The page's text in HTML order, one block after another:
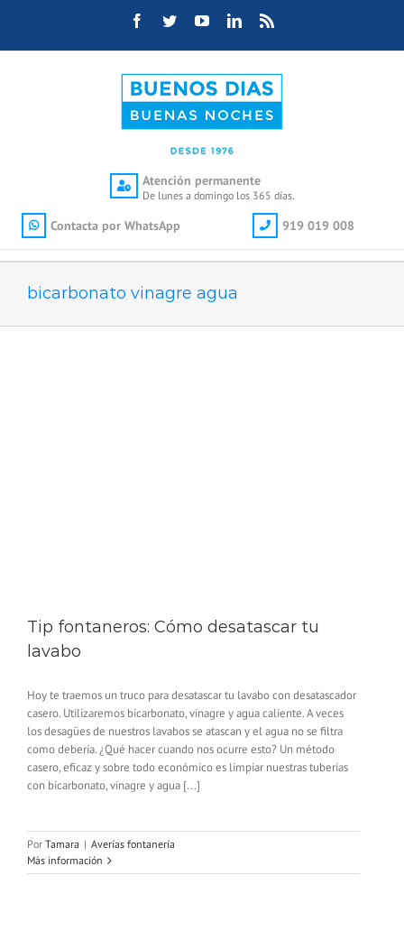
Facebook
TwitterYouTubeLinkedIn
Atención permanente
De lunes a domingo los 365 días.
Contacta por WhatsApp 919 019 008
bicarbonato vinagre agua
Tip fontaneros: Cómo desatascar tu
lavabo
Hoy te traemos un truco para desatascar tu lavabo con desatascador
casero. Utilizaremos bicarbonato, vinagre y agua caliente. A veces
los desagües de nuestros lavabos se atascan y el agua no se filtra
como debería. ¿Qué hacer cuando nos ocurre esto? Un método
casero, eficaz y sobre todo económico es limpiar nuestras tuberías
con bicarbonato, vinagre y agua [...]
Por Tamara | Averías fontanería
Más información